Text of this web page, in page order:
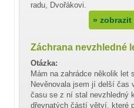
radu, Dvořákovi.
»
Záchrana nevzhledné
Otázka:
Mám na zahrádce několik let
Nevěnovala jsem jí delší čas
času se z ní stal nevzhledný
dřevnatých částí větví, které